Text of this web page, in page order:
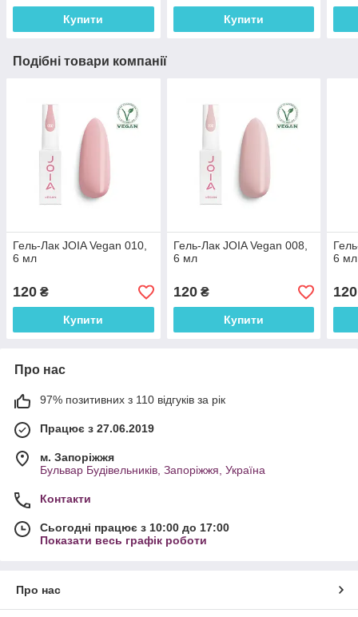
Купити Купити
Подібні товари компанії
Гель-Лак JOIA Vegan 010,
6 мл
120 ₴
Купити
Гель-Лак JOIA Vegan 008,
6 мл
120₴
Купити
6 мл
120
Про нас
97% позитивних з 110 відгуків за рік
Працює з 27.06.2019
м. Запоріжжя
Бульвар Будівельників, Запоріжжя, Україна
Контакти
Сьогодні працює з 10:00 до 17:00
Показати весь графік роботи
Про нас